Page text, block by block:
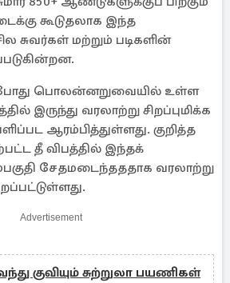
கூடுதலாக இந்த
மற்றும் படிகளின்
பொலன்னறுவையில் உள்ள
இருந்து வரலாற்று சிறப்புமிக்க
ஆரம்பித்துள்ளது. குறித்த
தீ விபத்தில் இந்தக்
சேதமடைந்தததாக வரலாற்று
Advertisement
குவியும் சுற்றுலா பயணிகள்